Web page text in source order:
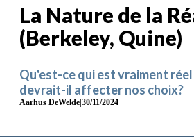
La Nature de la
(Berkeley, Quine)
Qu'est-ce qui est vraiment
devrait-il affecter nos choix?
Aarhus DeWelde|30/11/2024